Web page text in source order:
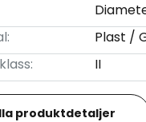
Plast /
II
produktdetaljer